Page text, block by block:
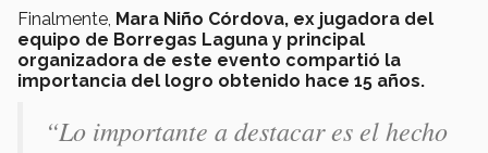
Finalmente, Mara Niño Córdova, ex jugadora del
equipo de Borregas Laguna y principal
organizadora de este evento compartió la
importancia del logro obtenido hace 15 años.
“Lo importante a destacar es el hecho